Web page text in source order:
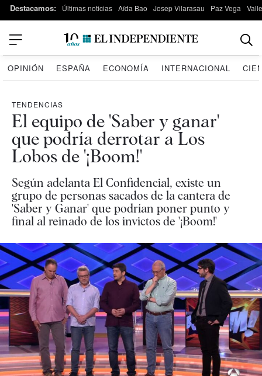
Destacamos: Últimas noticias Aída Bao Josep Vilarasau Paz Vega
OPINIÓN ESPAÑA ECONOMÍA INTERNACIONAL
TENDENCIAS
El equipo de 'Saber y ganar'
que podría derrotar a Los
Lobos de '¡Boom!'
Según adelanta El Confidencial, existe un
grupo de personas sacados de la cantera de
'Saber y Ganar' que podrían poner punto y
final al reinado de los invictos de '¡Boom!'